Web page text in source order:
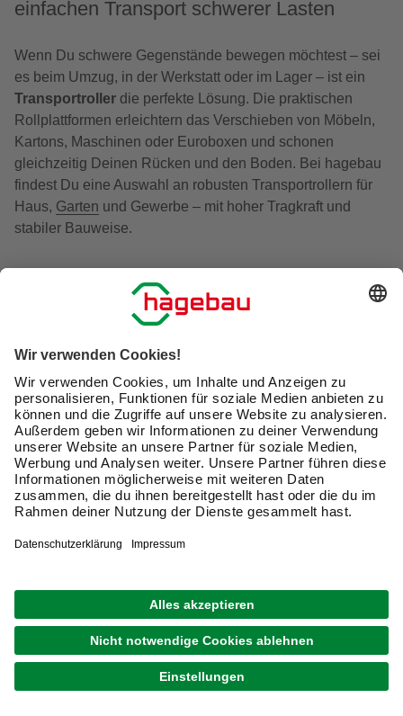
einfachen Transport schwerer Lasten
Wenn Du schwere Gegenstände bewegen möchtest – sei
es beim Umzug, in der Werkstatt oder im Lager – ist ein
Transportroller die perfekte Lösung. Die praktischen
Rollplattformen erleichtern das Verschieben von Möbeln,
Kartons, Maschinen oder Euroboxen und schonen
gleichzeitig Deinen Rücken und den Boden. Bei hagebau
findest Du eine Auswahl an robusten Transportrollern für
Haus, Garten und Gewerbe – mit hoher Tragkraft und
stabiler Bauweise.
Was ist ein Transportroller und wofür wird
er eingesetzt?
Ein Transportroller ist eine
Rollen, die als mobile Unterlage für schwere oder sperrige
Gegenstände dient. Du stellst den Gegenstand einfach auf
den Roller und schiebst ihn mühelos an seinen neuen
Platz.
Ob beim Möbelrücken, Renovieren oder Lagern – ein
Situationen. Besonders beliebt sind
Transportrollerin Werkstätten oder im Handwerk zum
Einsatz kommen.
Der Unterschied zu einemTransportwagen
Aufbau: Während ein Wagen meist über einen Griff oder